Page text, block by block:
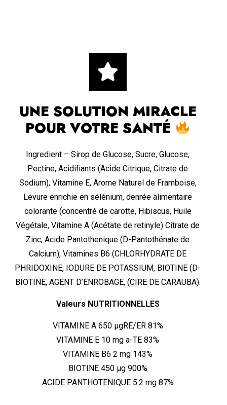
UNE SOLUTION MIRACLE
POUR VOTRE SANTÉ
Ingredient – Sirop de Glucose, Sucre, Glucose,
Pectine, Acidifiants (Acide Citrique, Citrate de
Sodium), Vitamine E, Arome Naturel de Framboise,
Levure enrichie en sélénium, denrée alimentaire
colorante (concentré de carotte, Hibiscus, Huile
Végétale, Vitamine A (Acétate de retinyle) Citrate de
Zinc, Acide Pantothenique (D-Pantothénate de
Calcium), Vitamines B6 (CHLORHYDRATE DE
PHRIDOXINE, IODURE DE POTASSIUM, BIOTINE (D-
BIOTINE, AGENT D’ENROBAGE, (CIRE DE CARAUBA).
Valeurs NUTRITIONNELLES
VITAMINE A 650 µgRE/ER 81%
VITAMINE E 10 mg a-TE 83%
VITAMINE B6 2 mg 143%
BIOTINE 450 µg 900%
ACIDE PANTHOTENIQUE 5.2 mg 87%